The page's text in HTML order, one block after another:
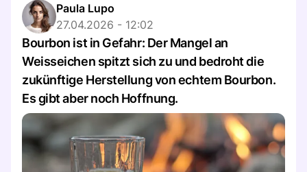
Paula Lupo
27.04.2026 - 12:02
Bourbon ist in Gefahr: Der Mangel an
Weisseichen spitzt sich zu und bedroht die
zukünftige Herstellung von echtem Bourbon.
Es gibt aber noch Hoffnung.